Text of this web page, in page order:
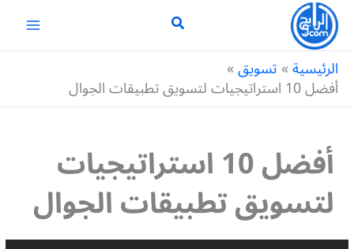
تخطي
المحتوى
الرئيسية تسويق
أفضل 10 استراتيجيات لتسويق تطبيقات الجوال
أفضل 10 استراتيجيات
لتسويق تطبيقات الجوال